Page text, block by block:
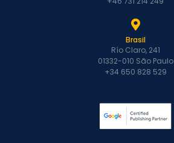
Brasil
Río Claro, 241
01332-010 São Paulo
+34 650 828 529